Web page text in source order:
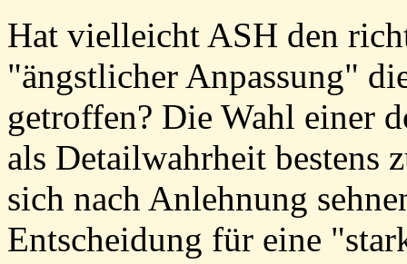
Hat vielleicht ASH den
"ängstlicher Anpassung"
getroffen? Die Wahl einer
als Detailwahrheit bestens
sich nach Anlehnung
Entscheidung für eine